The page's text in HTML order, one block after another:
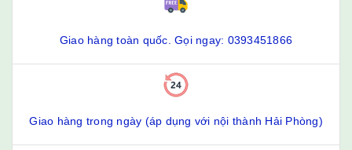
Giao hàng toàn quốc. Gọi ngay: 0393451866
Giao hàng trong ngày (áp dụng với nội thành Hải Phòng)